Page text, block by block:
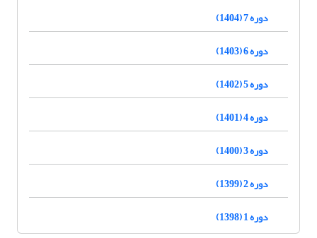
دوره 7 (1404)
دوره 6 (1403)
دوره 5 (1402)
دوره 4 (1401)
دوره 3 (1400)
دوره 2 (1399)
دوره 1 (1398)